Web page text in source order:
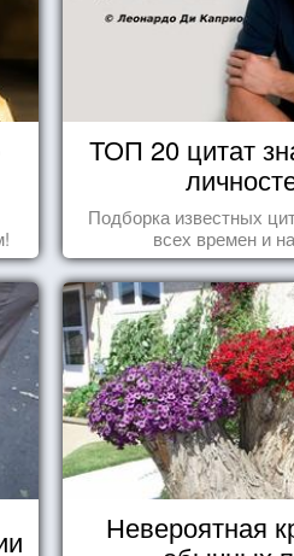
ТОП 20 цитат
Подборка известных
всех времен и
Невероятная